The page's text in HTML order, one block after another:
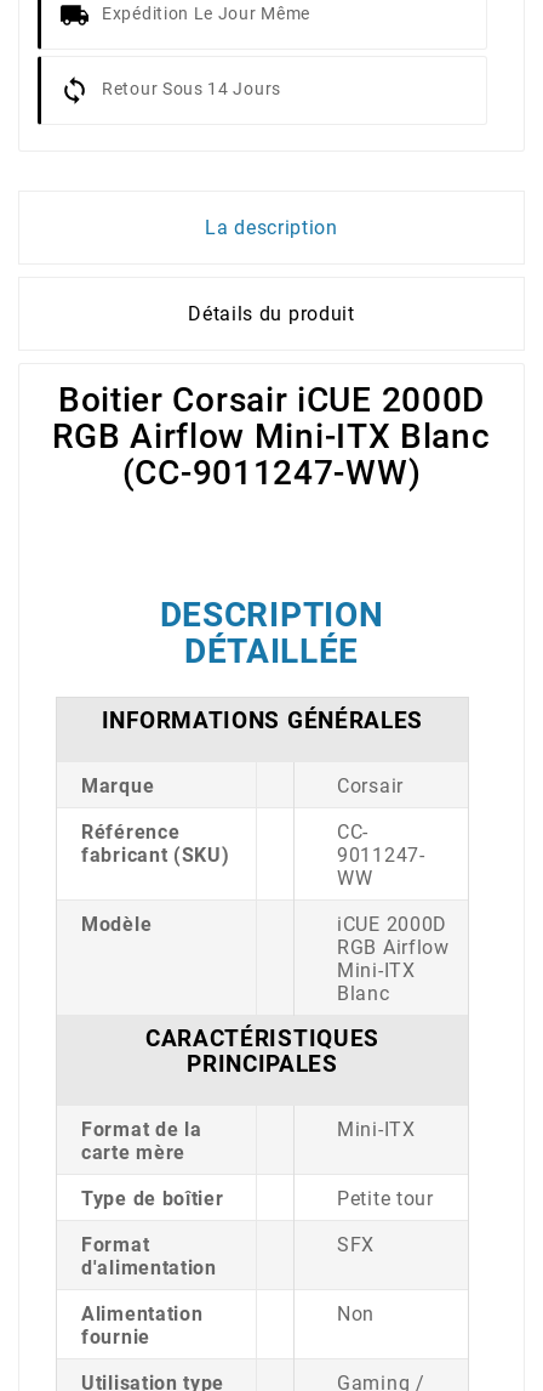
Expédition Le Jour Même
Retour Sous 14 Jours
La description
Détails du produit
Boitier Corsair iCUE 2000D
RGB Airflow Mini-ITX Blanc
(CC-9011247-WW)
DESCRIPTION
DÉTAILLÉE
INFORMATIONS GÉNÉRALES
Marque
Corsair
Référence
fabricant (SKU)
CC-
9011247-
WW
Modèle
iCUE 2000D
RGB Airflow
Mini-ITX
Blanc
CARACTÉRISTIQUES
PRINCIPALES
Format de la
carte mère
Mini-ITX
Type de boîtier
Petite tour
Format
d'alimentation
SFX
Alimentation
fournie
Non
Utilisation type Gaming /